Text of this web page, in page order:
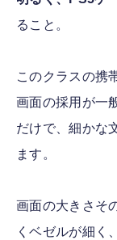
ること。
このクラスの携
画面の採用が一
だけで、細かな
ます。
画面の大きさそ
くベゼルが細く